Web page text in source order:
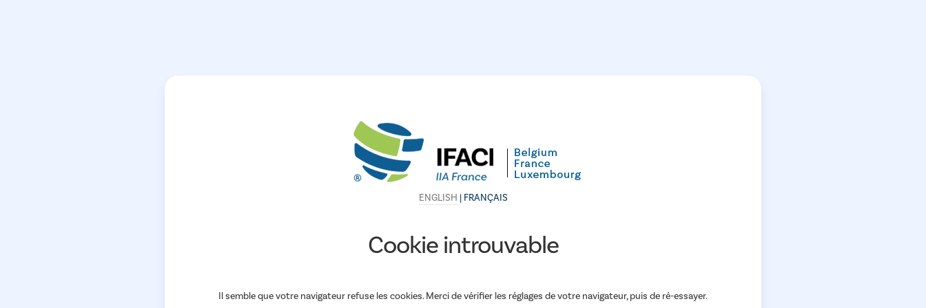
ENGLISH | FRANÇAIS
Cookie introuvable
Il semble que votre navigateur refuse les cookies. Merci de vérifier les réglages de votre navigateur, puis de ré-essayer.